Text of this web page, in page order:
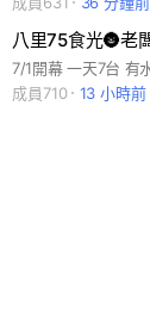
八里75食光🌚老
成員710
13 小時前